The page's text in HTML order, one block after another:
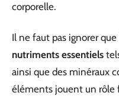
corporelle.
Il ne faut pas ignorer
nutriments essentiels
ainsi que des minéraux
éléments jouent un rôle